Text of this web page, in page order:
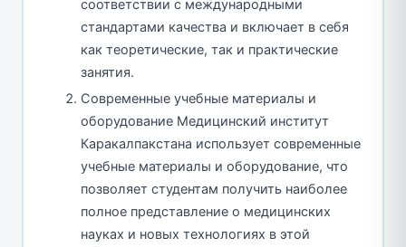
соответствии с международными
стандартами качества и включает в себя
как теоретические, так и практические
занятия.
Современные учебные материалы и
оборудование Медицинский институт
Каракалпакстана использует современные
учебные материалы и оборудование, что
позволяет студентам получить наиболее
полное представление о медицинских
науках и новых технологиях в этой